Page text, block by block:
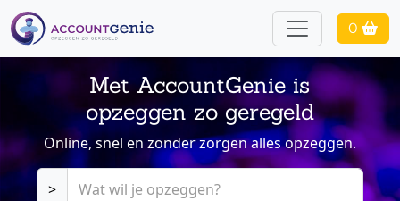
0
Met AccountGenie is
opzeggen zo geregeld
Online, snel en zonder zorgen alles opzeggen.
>